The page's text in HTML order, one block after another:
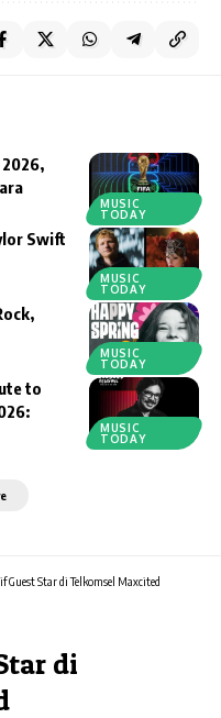
MUSIC
TODAY
2026,
MUSIC
TODAY
Swift
MUSIC
TODAY
MUSIC
TODAY
to
Guest Star di Telkomsel Maxcited
di